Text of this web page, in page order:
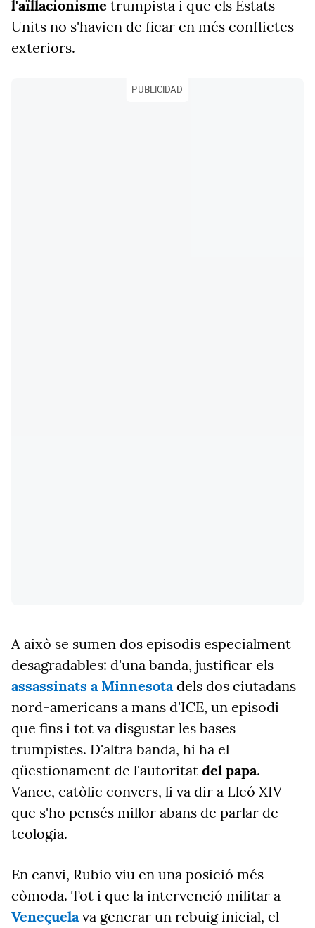
l'aïllacionisme trumpista i que els Estats
Units no s'havien de ficar en més conflictes
exteriors.
PUBLICIDAD
A això se sumen dos episodis especialment
desagradables: d'una banda, justificar els
assassinats a Minnesotadels dos ciutadans
nord-americans a mans d'ICE, un episodi
que fins i tot va disgustar les bases
trumpistes. D'altra banda, hi ha el
qüestionament de l'autoritat del papa.
Vance, catòlic convers, li va dir a Lleó XIV
que s'ho pensés millor abans de parlar de
teologia.
En canvi, Rubio viu en una posició més
còmoda. Tot i que la intervenció militar a
Veneçuelava generar un rebuig inicial, el